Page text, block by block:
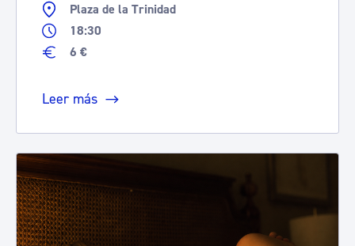
Plaza de la Trinidad
18:30
6 €
Leer más